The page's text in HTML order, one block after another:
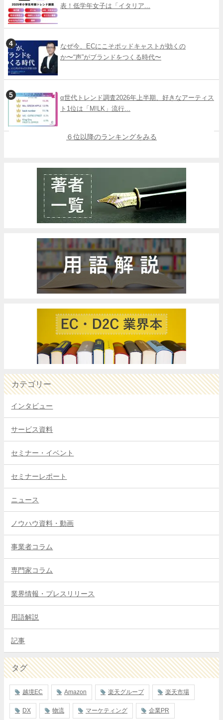
表！低学年女子は「イタリア...
なぜ今、ECにこそポッドキャストが効くの
か〜“声”がブランドをつくる時代〜
α世代トレンド調査2026年上半期、好きなアーティス
ト1位は「M!LK」流行...
６位以降のランキングをみる
カテゴリー
インタビュー
サービス資料
セミナー・イベント
セミナーレポート
ニュース
ノウハウ資料・動画
事業者コラム
専門家コラム
業界情報・プレスリリース
用語解説
記事
タグ
越境EC Amazon 楽天グループ 楽天市場
DX 物流 マーケティング 企業PR